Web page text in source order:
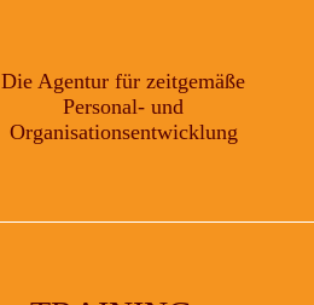
Die Agentur für zeitgemäße
Personal- und
Organisationsentwicklung